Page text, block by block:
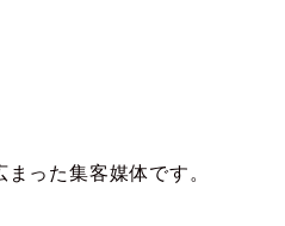
った集客媒体です。